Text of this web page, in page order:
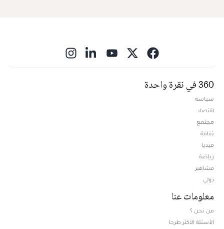
360 في نقرة واحدة
سياسة
اقتصاد
مجتمع
ثقافة
ميديا
رياضة
مشاهير
دولي
معلومات عنا
من نحن ؟
الأسئلة الأكثر طرحا